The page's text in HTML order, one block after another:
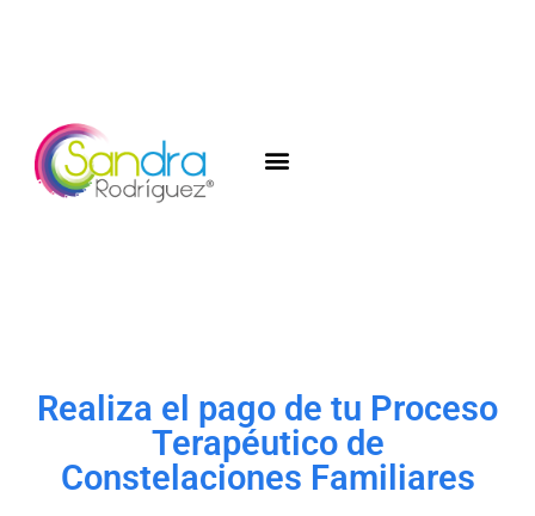
Realiza el pago de tu Proceso
Terapéutico de
Constelaciones Familiares